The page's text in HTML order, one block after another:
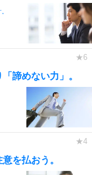
諦めない力」。
を払おう。